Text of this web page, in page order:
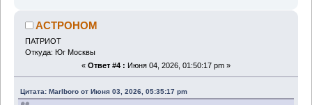
ACTPOHOM
ПАТРИОТ
Откуда: Юг Москвы
« Ответ #4 : Июня 04, 2026, 01:50:17 pm »
Цитата: Marlboro от Июня 03, 2026, 05:35:17 pm